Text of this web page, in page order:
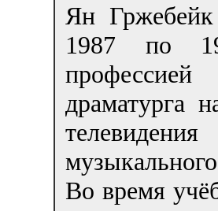
Ян
1987 по
драматурга
Во время